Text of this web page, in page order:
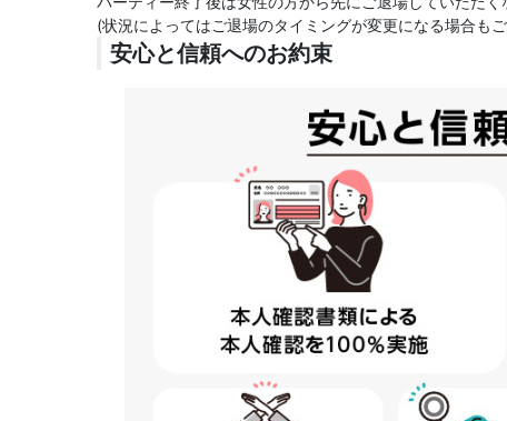
(状況によってはご退場のタイミングが変更になる場合も
安心と信頼へのお約束